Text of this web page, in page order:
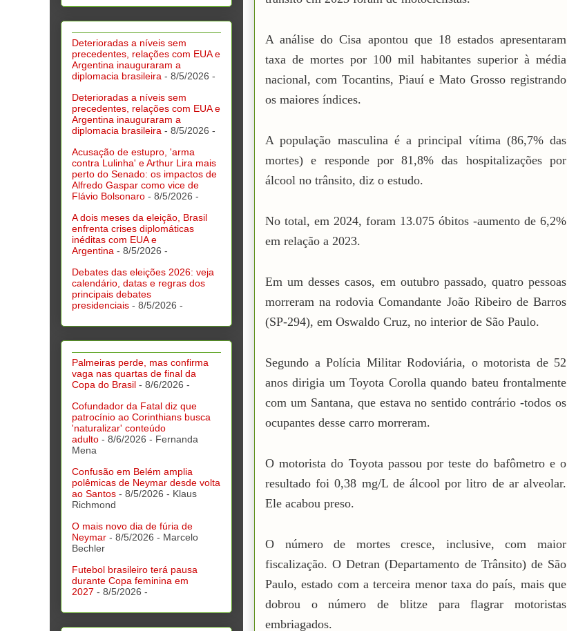
A análise do Cisa apontou que 18 estados apresentaram
taxa de mortes por 100 mil habitantes superior à média
nacional, com Tocantins, Piauí e Mato Grosso registrando
os maiores índices.
A população masculina é a principal vítima (86,7% das
mortes) e responde por 81,8% das hospitalizações por
álcool no trânsito, diz o estudo.
No total, em 2024, foram 13.075 óbitos -aumento de 6,2%
em relação a 2023.
Em um desses casos, em outubro passado, quatro pessoas
morreram na rodovia Comandante João Ribeiro de Barros
(SP-294), em Oswaldo Cruz, no interior de São Paulo.
Segundo a Polícia Militar Rodoviária, o motorista de 52
anos dirigia um Toyota Corolla quando bateu frontalmente
com um Santana, que estava no sentido contrário -todos os
ocupantes desse carro morreram.
O motorista do Toyota passou por teste do bafômetro e o
resultado foi 0,38 mg/L de álcool por litro de ar alveolar.
Ele acabou preso.
O número de mortes cresce, inclusive, com maior
fiscalização. O Detran (Departamento de Trânsito) de São
Paulo, estado com a terceira menor taxa do país, mais que
dobrou o número de blitze para flagrar motoristas
embriagados.
Deterioradas a níveis sem
precedentes, relações com EUA e
Argentina inauguraram a
diplomacia brasileira - 8/5/2026 -
Deterioradas a níveis sem
precedentes, relações com EUA e
Argentina inauguraram a
diplomacia brasileira - 8/5/2026 -
Acusação de estupro, 'arma
contra Lulinha' e Arthur Lira mais
perto do Senado: os impactos de
Alfredo Gaspar como vice de
Flávio Bolsonaro - 8/5/2026 -
A dois meses da eleição, Brasil
enfrenta crises diplomáticas
inéditas com EUA e
Argentina - 8/5/2026 -
Debates das eleições 2026: veja
calendário, datas e regras dos
principais debates
presidenciais - 8/5/2026 -
Palmeiras perde, mas confirma
vaga nas quartas de final da
Copa do Brasil - 8/6/2026 -
Cofundador da Fatal diz que
patrocínio ao Corinthians busca
'naturalizar' conteúdo
adulto - 8/6/2026 - Fernanda
Mena
Confusão em Belém amplia
polêmicas de Neymar desde volta
ao Santos - 8/5/2026 - Klaus
Richmond
O mais novo dia de fúria de
Neymar - 8/5/2026 - Marcelo
Bechler
Futebol brasileiro terá pausa
durante Copa feminina em
2027 - 8/5/2026 -